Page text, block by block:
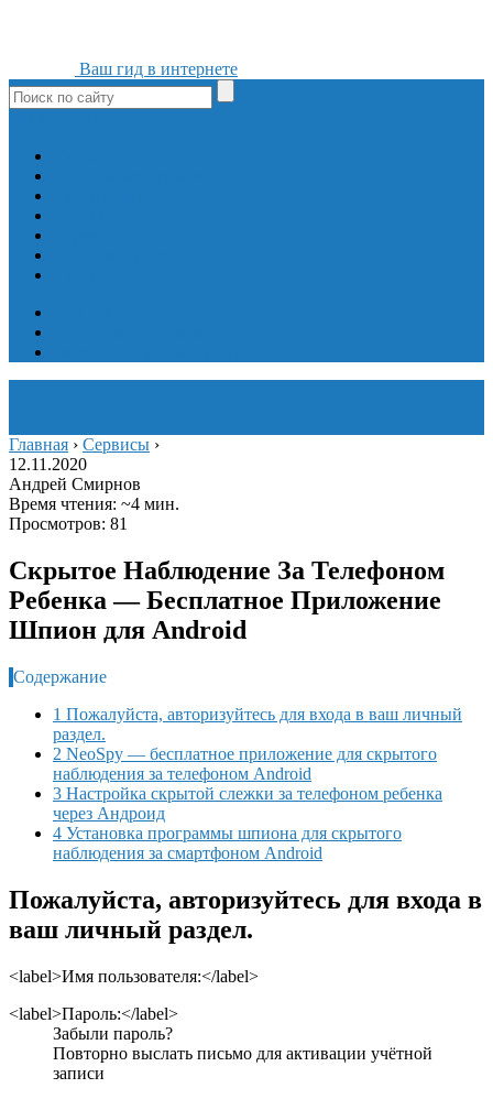
Ваш гид в интернете
Главная › Сервисы ›
12.11.2020
Андрей Смирнов
Время чтения: ~4 мин.
Просмотров: 81
Скрытое Наблюдение За Телефоном
Ребенка — Бесплатное Приложение
Шпион для Android
Содержание
1 Пожалуйста, авторизуйтесь для входа в ваш личный
раздел.
2 NeoSpy — бесплатное приложение для скрытого
наблюдения за телефоном Android
3 Настройка скрытой слежки за телефоном ребенка
через Андроид
4 Установка программы шпиона для скрытого
наблюдения за смартфоном Android
Пожалуйста, авторизуйтесь для входа в
ваш личный раздел.
<label>Имя пользователя:</label>
<label>Пароль:</label>
Забыли пароль?
Повторно выслать письмо для активации учётной
записи